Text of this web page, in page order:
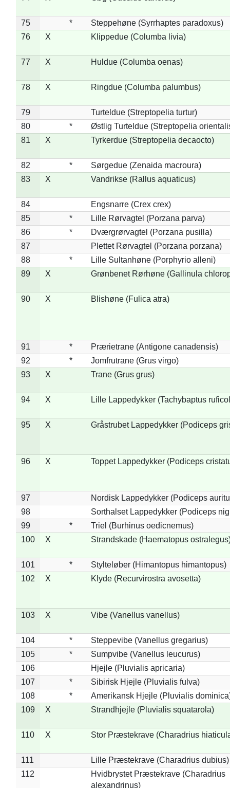
75 *
Steppehøne (Syrrhaptes paradoxus)
76
X Klippedue (Columba livia)
77 X Huldue (Columba oenas)
78 X Ringdue (Columba palumbus)
79
Turteldue (Streptopelia turtur)
80
*
Østlig Turteldue (Streptopelia
81
X Tyrkerdue (Streptopelia decaocto)
82 *
Sørgedue (Zenaida macroura)
83
X Vandrikse (Rallus aquaticus)
84
Engsnarre (Crex crex)
85
*
Lille Rørvagtel (Porzana parva)
86
*
Dværgrørvagtel (Porzana pusilla)
87
Plettet Rørvagtel (Porzana porzana)
88
*
Lille Sultanhøne (Porphyrio alleni)
89
X Grønbenet Rørhøne (Gallinula
90 X Blishøne (Fulica atra)
91 *
Prærietrane (Antigone canadensis)
92
*
Jomfrutrane (Grus virgo)
93
X Trane (Grus grus)
94 X Lille Lappedykker (Tachybaptus
95 X Gråstrubet Lappedykker (Podiceps
96 X Toppet Lappedykker (Podiceps
97
Nordisk Lappedykker (Podiceps
98
Sorthalset Lappedykker (Podiceps
99
*
Triel (Burhinus oedicnemus)
100
X Strandskade (Haematopus
101 *
Stylteløber (Himantopus himantopus)
102
X Klyde (Recurvirostra avosetta)
103 X Vibe (Vanellus vanellus)
104 *
Steppevibe (Vanellus gregarius)
105
*
Sumpvibe (Vanellus leucurus)
106
Hjejle (Pluvialis apricaria)
107
*
Sibirisk Hjejle (Pluvialis fulva)
108
*
Amerikansk Hjejle (Pluvialis
109
X Strandhjejle (Pluvialis squatarola)
110 X Stor Præstekrave (Charadrius
111
Lille Præstekrave (Charadrius dubius)
112
Hvidbrystet Præstekrave (Charadrius
alexandrinus)